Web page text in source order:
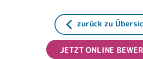
zurück zu
JETZT ONLINE